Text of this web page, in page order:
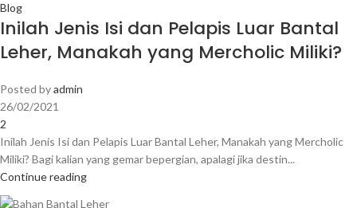
Blog
Inilah Jenis Isi dan Pelapis Luar Bantal
Leher, Manakah yang Mercholic Miliki?
Posted byadmin
26/02/2021
2
Inilah Jenis Isi dan Pelapis Luar Bantal Leher, Manakah yang Mercholic
Miliki? Bagi kalian yang gemar bepergian, apalagi jika destin...
Continue reading